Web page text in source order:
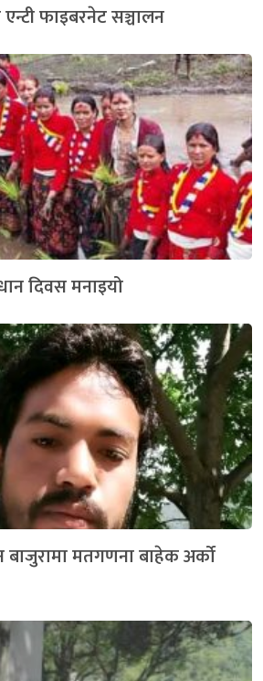
फाइबरनेट सञ्चालन
दिवस मनाइयो
बाजुरामा मतगणना बाहेक अर्को